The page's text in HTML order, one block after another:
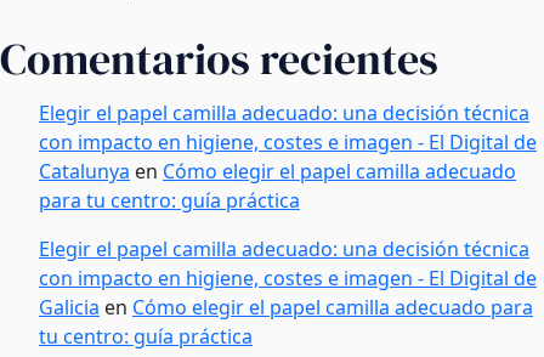
Comentarios recientes
Elegir el papel camilla adecuado: una decisión técnica
con impacto en higiene, costes e imagen - El Digital de
Catalunya en Cómo elegir el papel camilla adecuado
para tu centro: guía práctica
Elegir el papel camilla adecuado: una decisión técnica
con impacto en higiene, costes e imagen - El Digital de
Galicia en Cómo elegir el papel camilla adecuado para
tu centro: guía práctica